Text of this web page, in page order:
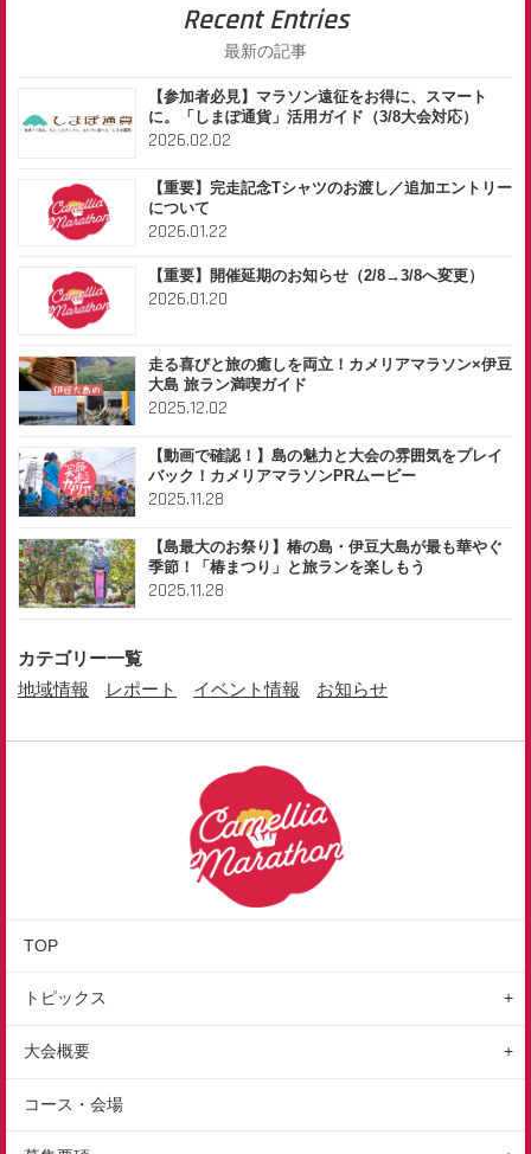
Recent Entries
最新の記事
【参加者必見】マラソン遠征をお得に、スマート
に。「しまぽ通貨」活用ガイド（3/8大会対応）
2026.02.02
【重要】完走記念Tシャツのお渡し／追加エントリー
について
2026.01.22
【重要】開催延期のお知らせ（2/8→3/8へ変更）
2026.01.20
走る喜びと旅の癒しを両立！カメリアマラソン×伊豆
大島 旅ラン満喫ガイド
2025.12.02
【動画で確認！】島の魅力と大会の雰囲気をプレイ
バック！カメリアマラソンPRムービー
2025.11.28
【島最大のお祭り】椿の島・伊豆大島が最も華やぐ
季節！「椿まつり」と旅ランを楽しもう
2025.11.28
カテゴリー一覧
地域情報
レポート イベント情報 お知らせ
TOP
トピックス
地域情報
大会概要
大会の特徴
コース・会場